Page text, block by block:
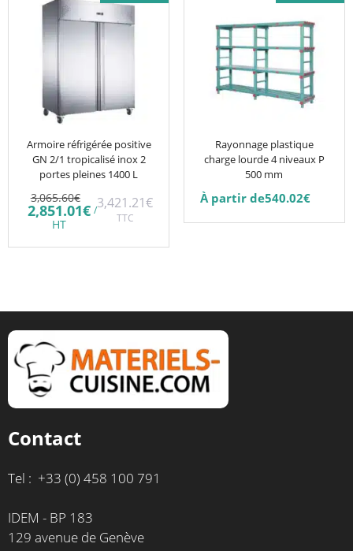
Armoire réfrigérée positive
GN 2/1 tropicalisé inox 2
portes pleines 1400 L
3,065.60€ Le
prix
initial
3,065.60€.
2,851.01€Le
est :
HT
/3,421.21€
TTC
Rayonnage plastique
charge lourde 4 niveaux P
500 mm
À partir de540.02€
plusieurs
variations.
choisies
page
Contact
Tel : +33 (0) 458 100 791
IDEM - BP 183
129 avenue de Genève